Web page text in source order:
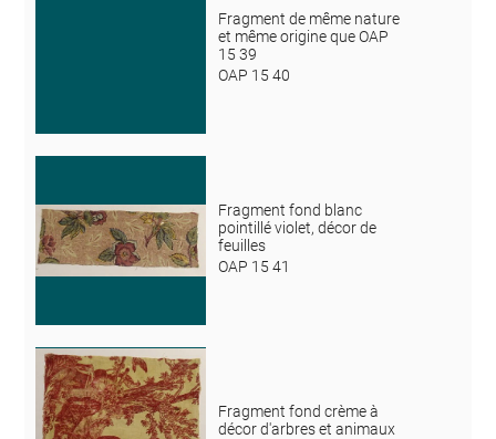
Fragment de même nature
et même origine que OAP
15 39
OAP 15 40
Fragment fond blanc
pointillé violet, décor de
feuilles
OAP 15 41
Fragment fond crème à
décor d'arbres et animaux